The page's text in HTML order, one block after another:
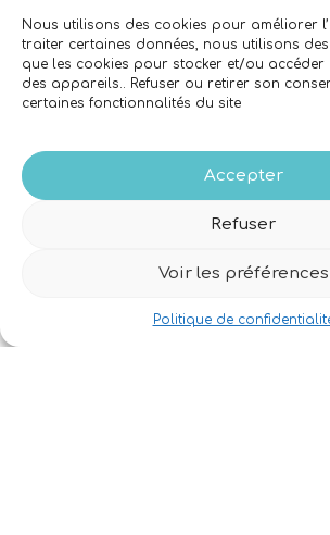
Nous utilisons des cookies pour améliorer
traiter certaines données, nous utilisons
que les cookies pour stocker et/ou
des appareils.. Refuser ou retirer son
certaines fonctionnalités du site
Accepter
Refuser
Voir les préférences
Politique de
Horaires
9h00-18h00
9h00-18h00
VENDREDI 9h00-18h00